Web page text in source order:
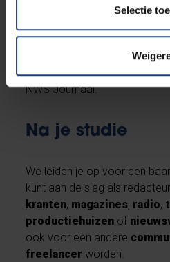
Selectie
werkt Tess voor Sporza:
digitale redactie, als
duiding, als podcasthost en
NWS Journaal.
Na je studie
We leiden je op voor een
kunt aan de slag als
kranten, magazines, radio,
productiehuizen of
ook voor een andere
freelancer worden.